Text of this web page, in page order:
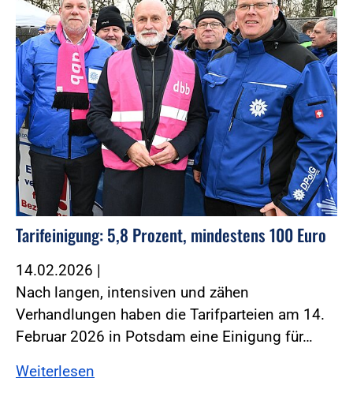
Tarifeinigung: 5,8 Prozent, mindestens 100 Euro
14.02.2026 |
Nach langen, intensiven und zähen
Verhandlungen haben die Tarifparteien am 14.
Februar 2026 in Potsdam eine Einigung für…
Weiterlesen